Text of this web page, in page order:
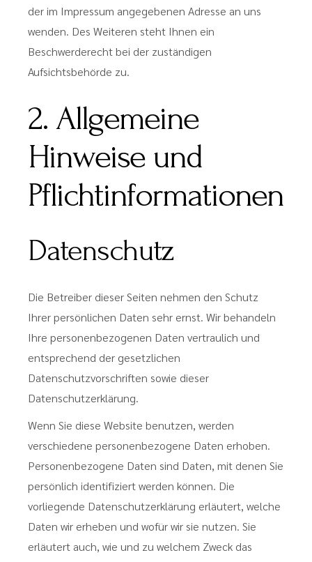
der im Impressum angegebenen Adresse an uns
wenden. Des Weiteren steht Ihnen ein
Beschwerderecht bei der zuständigen
Aufsichtsbehörde zu.
2. Allgemeine
Hinweise und
Pflichtinformationen
Datenschutz
Die Betreiber dieser Seiten nehmen den Schutz
Ihrer persönlichen Daten sehr ernst. Wir behandeln
Ihre personenbezogenen Daten vertraulich und
entsprechend der gesetzlichen
Datenschutzvorschriften sowie dieser
Datenschutzerklärung.
Wenn Sie diese Website benutzen, werden
verschiedene personenbezogene Daten erhoben.
Personenbezogene Daten sind Daten, mit denen Sie
persönlich identifiziert werden können. Die
vorliegende Datenschutzerklärung erläutert, welche
Daten wir erheben und wofür wir sie nutzen. Sie
erläutert auch, wie und zu welchem Zweck das